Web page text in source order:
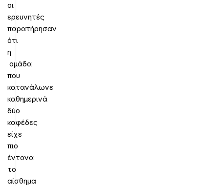
οι
ερευνητές
παρατήρησαν
ότι
η
ομάδα
που
κατανάλωνε
καθημερινά
δύο
καφέδες
είχε
πιο
έντονα
το
αίσθημα